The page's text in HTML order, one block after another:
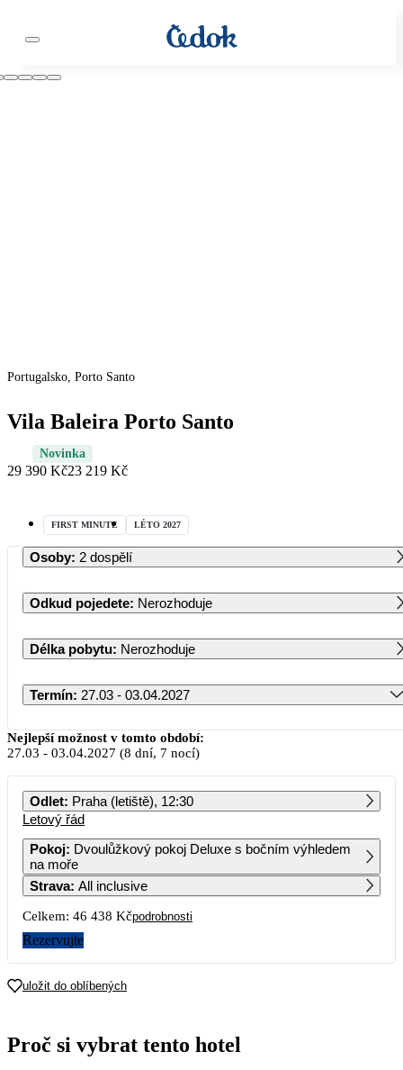
Portugalsko, Porto Santo
Vila Baleira Porto Santo
Novinka
29 390 Kč23 219 Kč
FIRST MINUTE LÉTO 2027
Osoby: 2 dospělí
Odkud pojedete: Nerozhoduje
Délka pobytu: Nerozhoduje
Termín: 27.03 - 03.04.2027
Březen 2027
PO ÚT ST ČT PÁ SO NE
8 9 10 11 12 13 14
15 16 17
22 23 24 25 26 27 28
Nejlepší možnost v tomto období:
27.03 - 03.04.2027 (8 dní, 7 nocí)
Odlet: Praha (letiště), 12:30
Letový řád
Pokoj: Dvoulůžkový pokoj Deluxe s bočním výhledem
na moře
Strava: All inclusive
Celkem: 46 438 Kčpodrobnosti
Rezervujte
uložit do oblíbených
Proč si vybrat tento hotel